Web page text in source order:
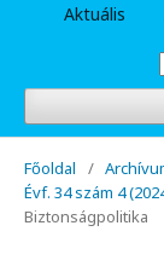
Aktuális
Főoldal /
Évf. 34 szám 4
Biztonságpolitika